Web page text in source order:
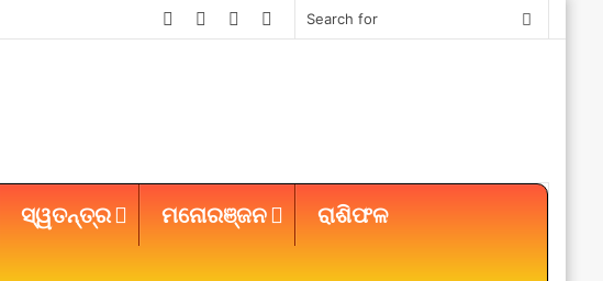
Search
Instagram
YouTube
Twitter
Facebook
ସ୍ୱତନ୍ତ୍ର ମନୋରଞ୍ଜନ ରାଶିଫଳ